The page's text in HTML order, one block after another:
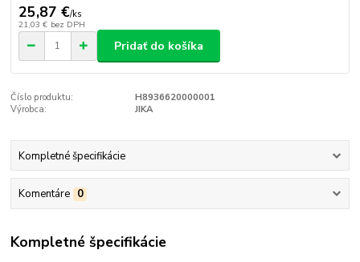
25,87 €/ks
21,03 € bez DPH
Pridať do košíka
Číslo produktu:
H8936620000001
Výrobca:
JIKA
Kompletné špecifikácie
Komentáre 0
Kompletné špecifikácie